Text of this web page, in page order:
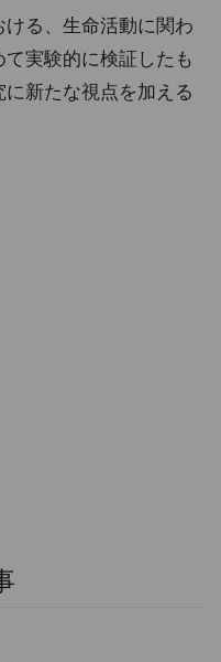
る、生命活動に関わ
実験的に検証したも
新たな視点を加える